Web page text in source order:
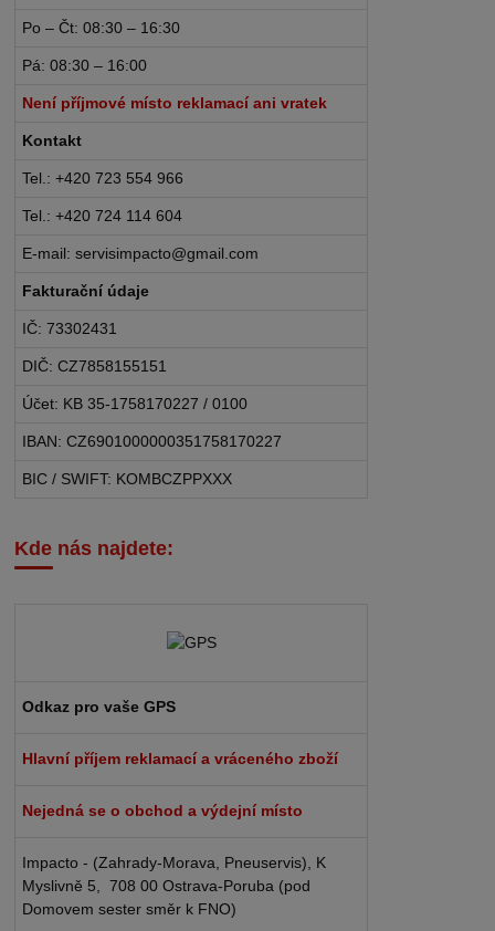
Po – Čt: 08:30 – 16:30
Pá: 08:30 – 16:00
Není příjmové místo reklamací ani vratek
Kontakt
Tel.: +420 723 554 966
Tel.: +420 724 114 604
E-mail: servisimpacto@gmail.com
Fakturační údaje
IČ: 73302431
DIČ: CZ7858155151
Účet: KB 35-1758170227 / 0100
IBAN: CZ6901000000351758170227
BIC / SWIFT: KOMBCZPPXXX
Kde nás najdete:
Odkaz pro vaše GPS
Hlavní příjem reklamací a vráceného zboží
Nejedná se o obchod a výdejní místo
Impacto - (Zahrady-Morava, Pneuservis), K
Myslivně 5, 708 00 Ostrava-Poruba (pod
Domovem sester směr k FNO)